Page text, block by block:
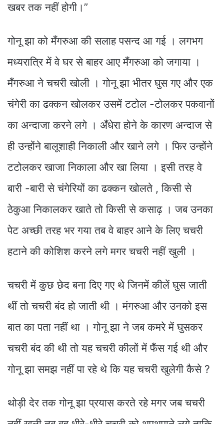
खबर तक नहीं होगी।”
गोनू झा को मँगरुआ की सलाह पसन्द आ गई । लगभग
मध्यरात्रि में वे घर से बाहर आए मँगरुआ को जगाया ।
मँगरुआ ने चचरी खोली । गोनू झा भीतर घुस गए और एक
चंगेरी का ढक्कन खोलकर उसमें टटोल -टोलकर पकवानों
का अन्दाजा करने लगे । अँधेरा होने के कारण अन्दाज से
ही उन्होंने बालूशाही निकाली और खाने लगे । फिर उन्होंने
टटोलकर खाजा निकाला और खा लिया । इसी तरह वे
बारी -बारी से चंगेरियों का ढक्कन खोलते , किसी से
ठेकुआ निकालकर खाते तो किसी से कसाढ़ । जब उनका
पेट अच्छी तरह भर गया तब वे बाहर आने के लिए चचरी
हटाने की कोशिश करने लगे मगर चचरी नहीं खुली ।
चचरी में कुछ छेद बना दिए गए थे जिनमें कीलें घुस जाती
थीं तो चचरी बंद हो जाती थी । मंगरुआ और उनको इस
बात का पता नहीं था । गोनू झा ने जब कमरे में घुसकर
चचरी बंद की थी तो यह चचरी कीलों में फँस गई थी और
गोनू झा समझ नहीं पा रहे थे कि यह चचरी खुलेगी कैसे ?
थोड़ी देर तक गोनू झा प्रयास करते रहे मगर जब चचरी